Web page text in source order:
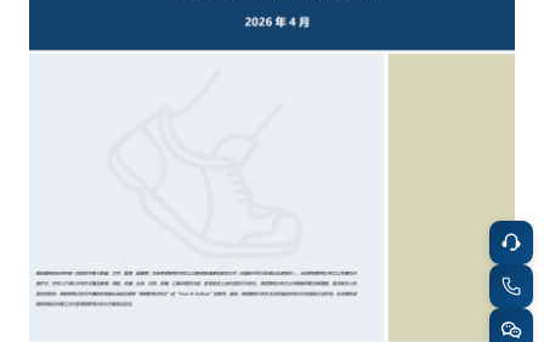
食品与饮料
美容时尚 大数据与人工智能
战略合作伙伴